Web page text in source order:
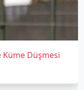
Küme Düşmesi